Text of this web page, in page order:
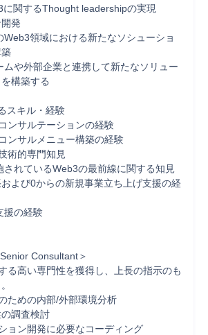
関するThought leadershipの実現
発
領域における新たなソシューショ
や外部企業と連携して新たなソリュー
構築する
スキル・経験
ンサルテーションの経験
ンサルメニュー構築の経験
術的専門知見
されているWeb3の最前線に関する知見
および0からの新規事業立ち上げ支援の経
援の経験
Consultant＞
る高い専門性を獲得し、上長の指示のも
ための内部/外部環境分析
の調査検討
ョン開発に必要なコーディング